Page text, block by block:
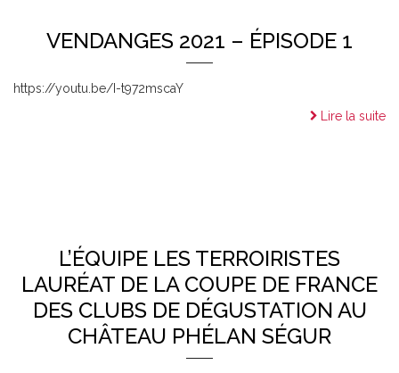
VENDANGES 2021 – ÉPISODE 1
https://youtu.be/I-t972mscaY
Lire la suite
L’ÉQUIPE LES TERROIRISTES
LAURÉAT DE LA COUPE DE FRANCE
DES CLUBS DE DÉGUSTATION AU
CHÂTEAU PHÉLAN SÉGUR